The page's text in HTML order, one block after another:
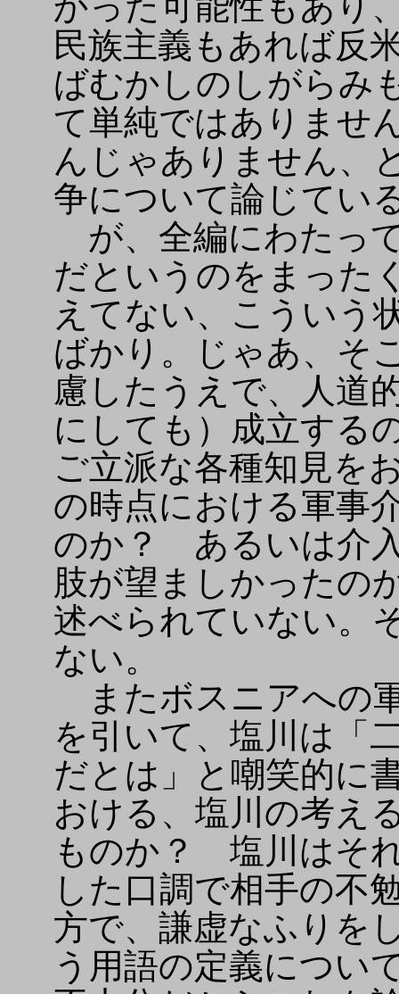
民族主義もあれば反
ばむかしのしがらみ
て単純ではありませ
んじゃありません、
争について論じてい
が、全編にわたっ
だというのをまった
えてない、こういう
ばかり。じゃあ、そ
慮したうえで、人道
にしても）成立する
ご立派な各種知見を
の時点における軍事
のか？ あるいは介
肢が望ましかった
述べられていない。
ない。
またボスニアへの
を引いて、塩川は「
だとは」と嘲笑的に
おける、塩川の考え
ものか？ 塩川はそ
した口調で相手の不
方で、謙虚なふりを
う用語の定義につい